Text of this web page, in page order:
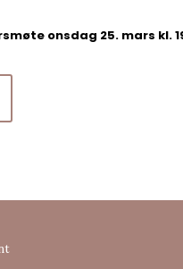
onsdag 25. mars kl.